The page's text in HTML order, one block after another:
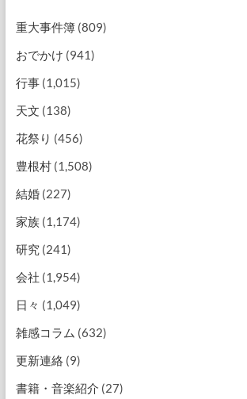
重大事件簿(809)
おでかけ (941)
行事(1,015)
天文 (138)
花祭り (456)
豊根村(1,508)
結婚(227)
家族(1,174)
研究(241)
会社 (1,954)
日々 (1,049)
雑感コラム (632)
更新連絡(9)
書籍・音楽紹介 (27)